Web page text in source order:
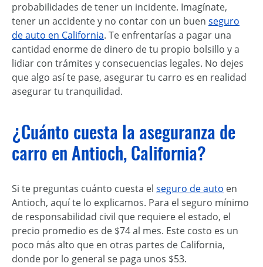
probabilidades de tener un incidente. Imagínate,
tener un accidente y no contar con un buen seguro
de auto en California. Te enfrentarías a pagar una
cantidad enorme de dinero de tu propio bolsillo y a
lidiar con trámites y consecuencias legales. No dejes
que algo así te pase, asegurar tu carro es en realidad
asegurar tu tranquilidad.
¿Cuánto cuesta la aseguranza de
carro en Antioch, California?
Si te preguntas cuánto cuesta el seguro de auto en
Antioch, aquí te lo explicamos. Para el seguro mínimo
de responsabilidad civil que requiere el estado, el
precio promedio es de $74 al mes. Este costo es un
poco más alto que en otras partes de California,
donde por lo general se paga unos $53.